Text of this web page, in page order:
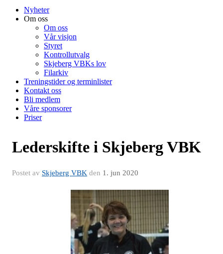
Nyheter
Om oss
Om oss
Vår visjon
Styret
Kontrollutvalg
Skjeberg VBKs lov
Filarkiv
Treningstider og terminlister
Kontakt oss
Bli medlem
Våre sponsorer
Priser
Lederskifte i Skjeberg VBK
Postet av Skjeberg VBK den 1. jun 2020